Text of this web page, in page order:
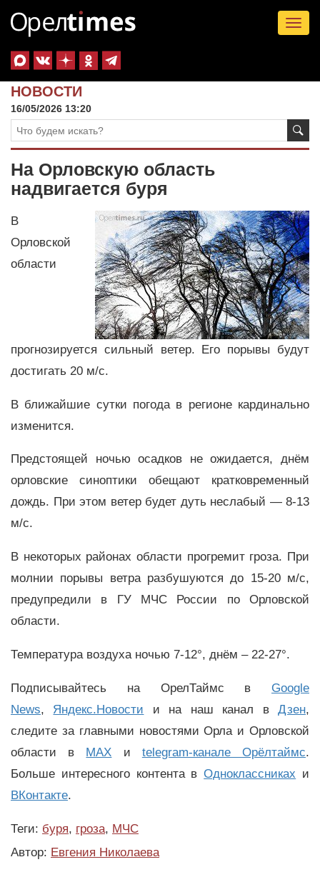
НОВОСТИ
16/05/2026 13:20
На Орловскую область
надвигается буря
В
Орловской
области
прогнозируется сильный ветер. Его порывы будут
достигать 20 м/с.
В ближайшие сутки погода в регионе кардинально
изменится.
Предстоящей ночью осадков не ожидается, днём
орловские синоптики обещают кратковременный
дождь. При этом ветер будет дуть неслабый — 8-13
м/с.
В некоторых районах области прогремит гроза. При
молнии порывы ветра разбушуются до 15-20 м/с,
предупредили в ГУ МЧС России по Орловской
области.
Температура воздуха ночью 7-12°, днём – 22-27°.
Подписывайтесь на ОрелТаймс в Google
News, Яндекс.Новости и на наш канал вДзен,
следите за главными новостями Орла и Орловской
области в MAX и telegram-канале Орёлтаймс.
Больше интересного контента вОдноклассниках и
ВКонтакте.
Теги: буря, гроза, МЧС
Автор: Евгения Николаева